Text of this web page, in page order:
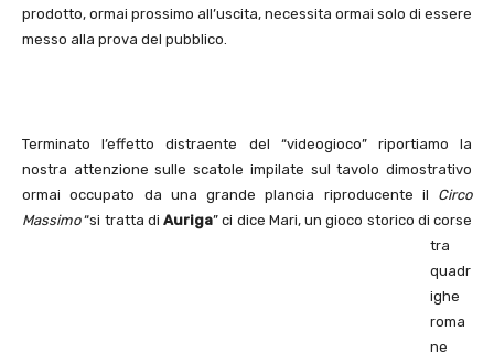
prodotto, ormai prossimo all’uscita, necessita ormai solo di essere
messo alla prova del pubblico.
Terminato l’effetto distraente del “videogioco” riportiamo la
nostra attenzione sulle scatole impilate sul tavolo dimostrativo
ormai occupato da una grande plancia riproducente il Circo
Massimo“si tratta di Auriga” ci dice Mari, un gioco storico di corse
tra
quadr
ighe
roma
ne